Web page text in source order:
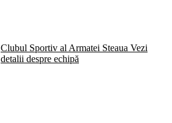
Clubul Sportiv al Armatei Steaua Vezi
detalii despre echipă